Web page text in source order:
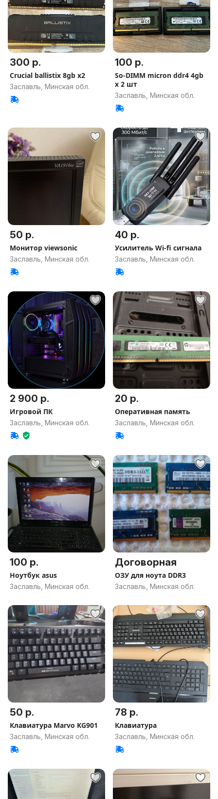
300 р.
Crucial ballistix 8gb x2
Заславль, Минская обл.
100 р.
So-DIMM micron ddr4 4gb
x 2 шт
Заславль, Минская обл.
50 р.
Монитор viewsonic
Заславль, Минская обл.
40 р.
Усилитель Wi-fi сигнала
Заславль, Минская обл.
2 900 р.
Игровой ПК
Заславль, Минская обл.
20 р.
Оперативная память
Заславль, Минская обл.
100 р.
Ноутбук asus
Заславль, Минская обл.
Договорная
ОЗУ для ноута DDR3
Заславль, Минская обл.
50 р.
Клавиатура Marvo KG901
Заславль, Минская обл.
78 р.
Клавиатура
Заславль, Минская обл.